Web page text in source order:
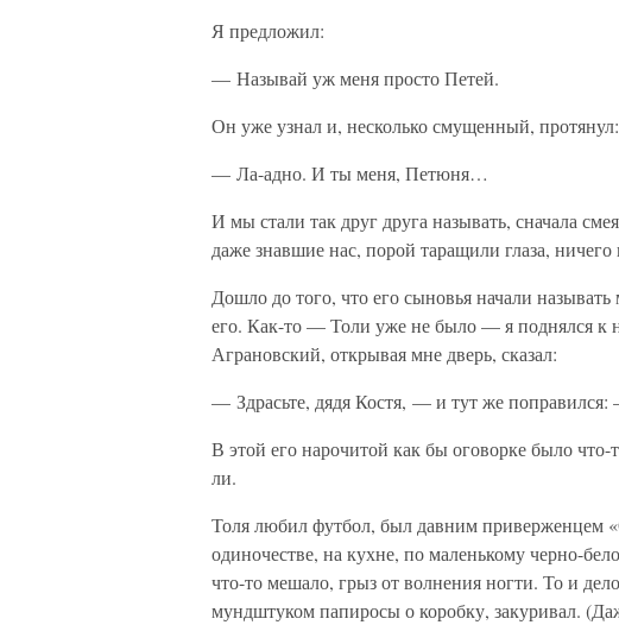
Я предложил:
— Называй уж меня просто Петей.
Он уже узнал и, несколько смущенный, протянул:
— Ла-адно. И ты меня, Петюня…
И мы стали так друг друга называть, сначала
даже знавшие нас, порой таращили глаза,
Дошло до того, что его сыновья начали
его. Как-то — Толи уже не было — я поднялся
Аграновский, открывая мне дверь, сказал:
— Здрасьте, дядя Костя, — и тут же
В этой его нарочитой как бы оговорке было что-
ли.
Толя любил футбол, был давним приверженцем
одиночестве, на кухне, по маленькому черно-
что-то мешало, грыз от волнения ногти. То и
мундштуком папиросы о коробку, закуривал.